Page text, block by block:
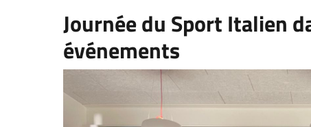
Journée du Sport Italien
événements